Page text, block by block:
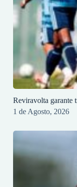
Reviravolta garante
1 de Agosto, 2026